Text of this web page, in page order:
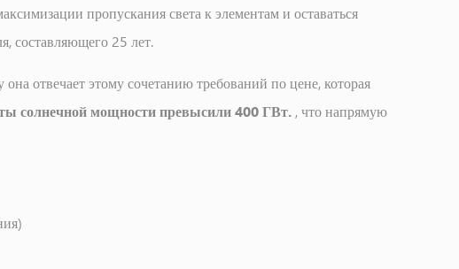
пропускания света к элементам и оставаться
составляющего 25 лет.
отвечает этому сочетанию требований по цене, которая
солнечной мощности превысили 400 ГВт. , что напрямую